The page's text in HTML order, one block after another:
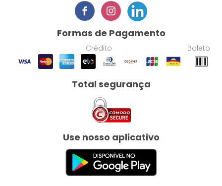
Formas de Pagamento
Crédito Boleto
Total segurança
Use nosso aplicativo